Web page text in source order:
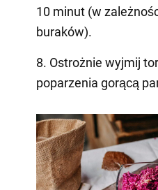
10 minut (w
buraków).
8. Ostrożnie wyjmij
poparzenia gorącą